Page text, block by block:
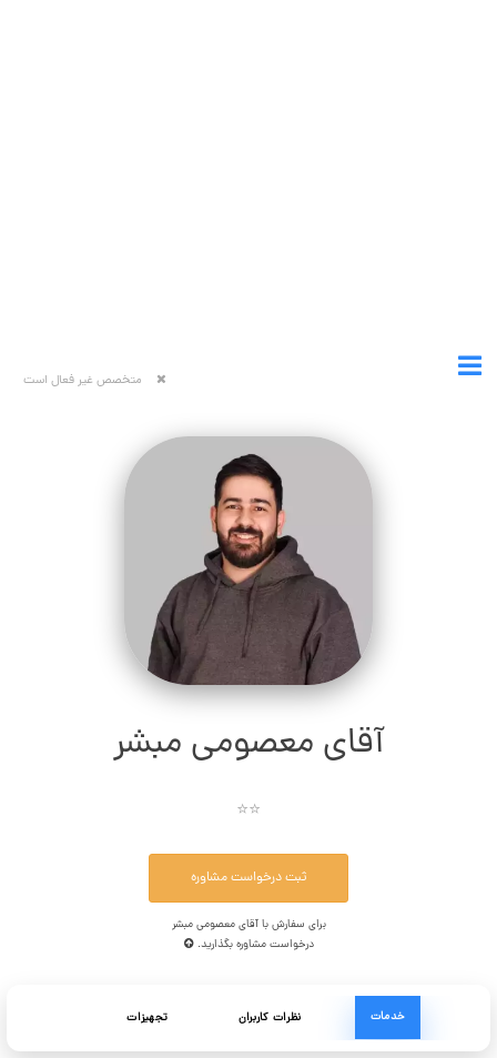
متخصص غیر فعال است
آقای معصومی مبشر
⭐⭐
ثبت درخواست مشاوره
برای سفارش با آقای معصومی مبشر
درخواست مشاوره بگذارید.
خدمات نظرات کاربران تجهیزات